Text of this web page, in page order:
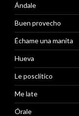
Ándale
Buen provecho
Échame una manita
Hueva
Le posclítico
Me late
Órale